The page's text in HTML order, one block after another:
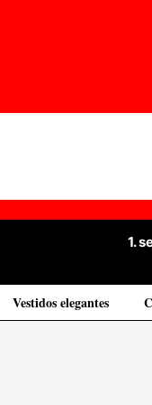
1.
Vestidos elegantes